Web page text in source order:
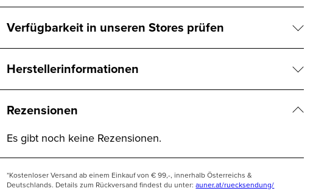
Verfügbarkeit in unseren Stores prüfen
Herstellerinformationen
Rezensionen
Es gibt noch keine Rezensionen.
*Kostenloser Versand ab einem Einkauf von € 99,-, innerhalb Österreichs &
Deutschlands. Details zum Rückversand findest du unter:auner.at/ruecksendung/